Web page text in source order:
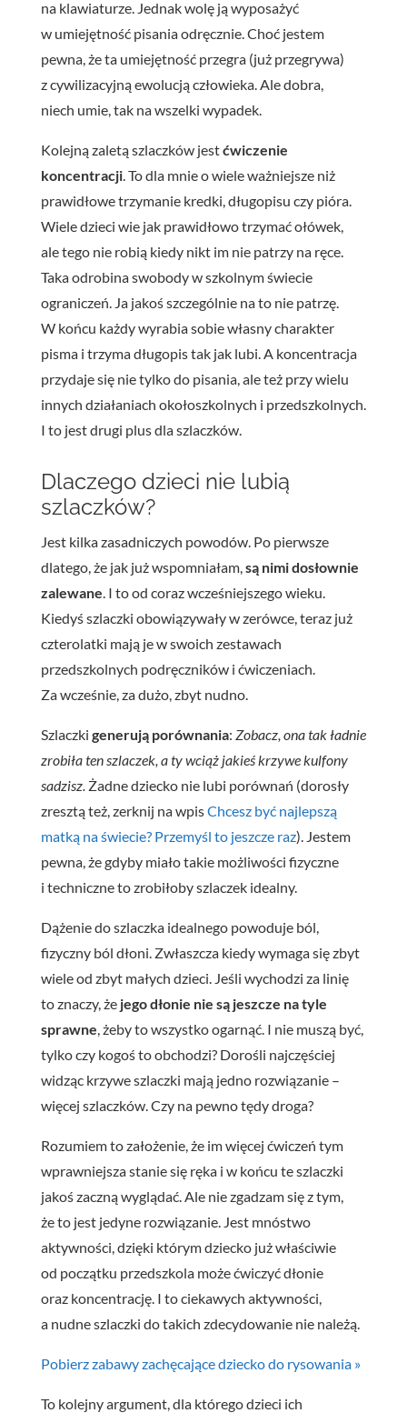
na klawiaturze. Jednak wolę ją wyposażyć
w umiejętność pisania odręcznie. Choć jestem
pewna, że ta umiejętność przegra (już przegrywa)
z cywilizacyjną ewolucją człowieka. Ale dobra,
niech umie, tak na wszelki wypadek.
Kolejną zaletą szlaczków jestćwiczenie
koncentracji. To dla mnie o wiele ważniejsze niż
prawidłowe trzymanie kredki, długopisu czy pióra.
Wiele dzieci wie jak prawidłowo trzymać ołówek,
ale tego nie robią kiedy nikt im nie patrzy na ręce.
Taka odrobina swobody w szkolnym świecie
ograniczeń. Ja jakoś szczególnie na to nie patrzę.
W końcu każdy wyrabia sobie własny charakter
pisma i trzyma długopis tak jak lubi. A koncentracja
przydaje się nie tylko do pisania, ale też przy wielu
innych działaniach okołoszkolnych i przedszkolnych.
I to jest drugi plus dla szlaczków.
Dlaczego dzieci nie lubią
szlaczków?
Jest kilka zasadniczych powodów. Po pierwsze
dlatego, że jak już wspomniałam,są nimi dosłownie
zalewane. I to od coraz wcześniejszego wieku.
Kiedyś szlaczki obowiązywały w zerówce, teraz już
czterolatki mają je w swoich zestawach
przedszkolnych podręczników i ćwiczeniach.
Za wcześnie, za dużo, zbyt nudno.
Szlaczki generują porównania: Zobacz, ona tak ładnie
zrobiła ten szlaczek, a ty wciąż jakieś krzywe kulfony
sadzisz.Żadne dziecko nie lubi porównań (dorosły
zresztą też, zerknij na wpisChcesz być najlepszą
matką na świecie? Przemyśl to jeszcze raz). Jestem
pewna, że gdyby miało takie możliwości fizyczne
i techniczne to zrobiłoby szlaczek idealny.
Dążenie do szlaczka idealnego powoduje ból,
fizyczny ból dłoni. Zwłaszcza kiedy wymaga się zbyt
wiele od zbyt małych dzieci. Jeśli wychodzi za linię
to znaczy, że jego dłonie nie są jeszcze na tyle
sprawne, żeby to wszystko ogarnąć. I nie muszą być,
tylko czy kogoś to obchodzi? Dorośli najczęściej
widząc krzywe szlaczki mają jedno rozwiązanie –
więcej szlaczków. Czy na pewno tędy droga?
Rozumiem to założenie, że im więcej ćwiczeń tym
wprawniejsza stanie się ręka i w końcu te szlaczki
jakoś zaczną wyglądać. Ale nie zgadzam się z tym,
że to jest jedyne rozwiązanie. Jest mnóstwo
aktywności, dzięki którym dziecko już właściwie
od początku przedszkola może ćwiczyć dłonie
oraz koncentrację. I to ciekawych aktywności,
a nudne szlaczki do takich zdecydowanie nie należą.
Pobierz zabawy zachęcające dziecko do rysowania »
To kolejny argument, dla którego dzieci ich